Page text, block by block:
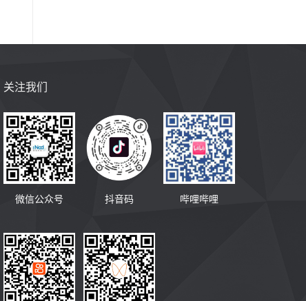
关注我们
微信公众号 抖音码 哔哩哔哩